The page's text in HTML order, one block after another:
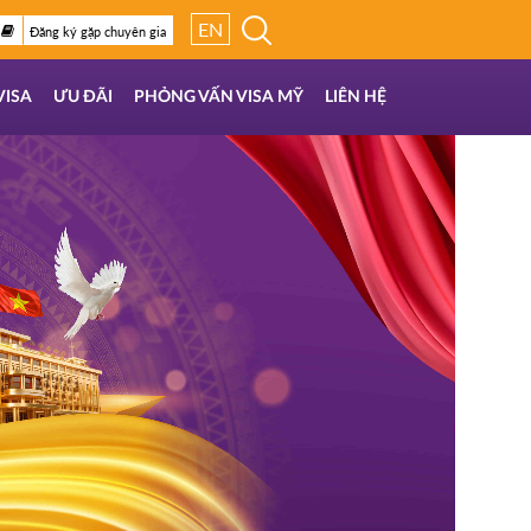
Đăng ký gặp chuyên gia EN
ƯU ĐÃI PHỎNG VẤN VISA MỸ LIÊN HỆ